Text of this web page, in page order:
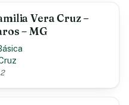
Vera Cruz –
– MG